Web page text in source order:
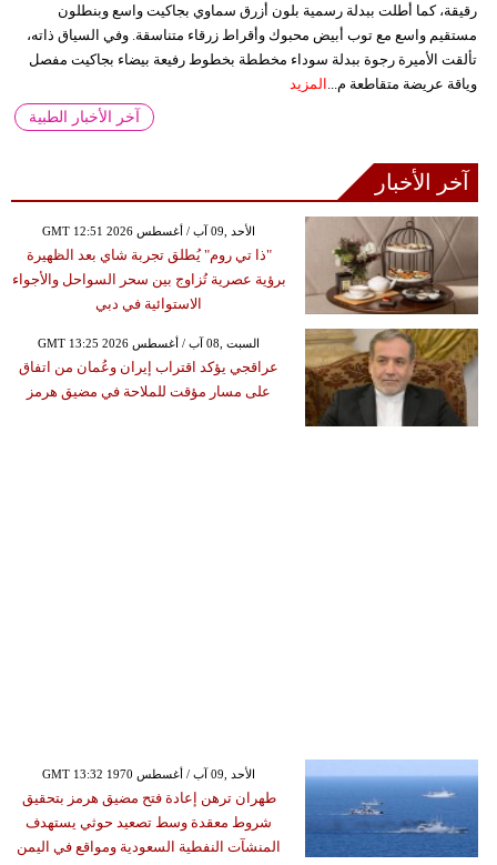
رقيقة، كما أطلت ببدلة رسمية بلون أزرق سماوي بجاكيت واسع وبنطلون
مستقيم واسع مع توب أبيض محبوك وأقراط زرقاء متناسقة. وفي السياق ذاته،
تألقت الأميرة رجوة ببدلة سوداء مخططة بخطوط رفيعة بيضاء بجاكيت مفصل
وياقة عريضة متقاطعة م... المزيد
آخر الأخبار الطبية
آخر الأخبار
GMT 12:51 2026 الأحد ,09 آب / أغسطس
"ذا تي روم" يُطلق تجربة شاي بعد الظهيرة
برؤية عصرية تُزاوج بين سحر السواحل والأجواء
الاستوائية في دبي
GMT 13:25 2026 السبت ,08 آب / أغسطس
عراقجي يؤكد اقتراب إيران وعُمان من اتفاق
على مسار مؤقت للملاحة في مضيق هرمز
GMT 13:32 1970 الأحد ,09 آب / أغسطس
طهران ترهن إعادة فتح مضيق هرمز بتحقيق
شروط معقدة وسط تصعيد حوثي يستهدف
المنشآت النفطية السعودية ومواقع في اليمن